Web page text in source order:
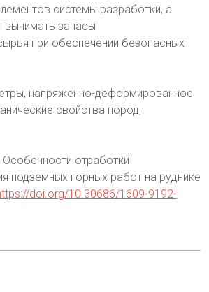
системы разработки, а
вынимать запасы
при обеспечении безопасных
напряженно-деформированное
свойства пород,
отработки
подземных горных работ на руднике
doi.org/10.30686/1609-9192-